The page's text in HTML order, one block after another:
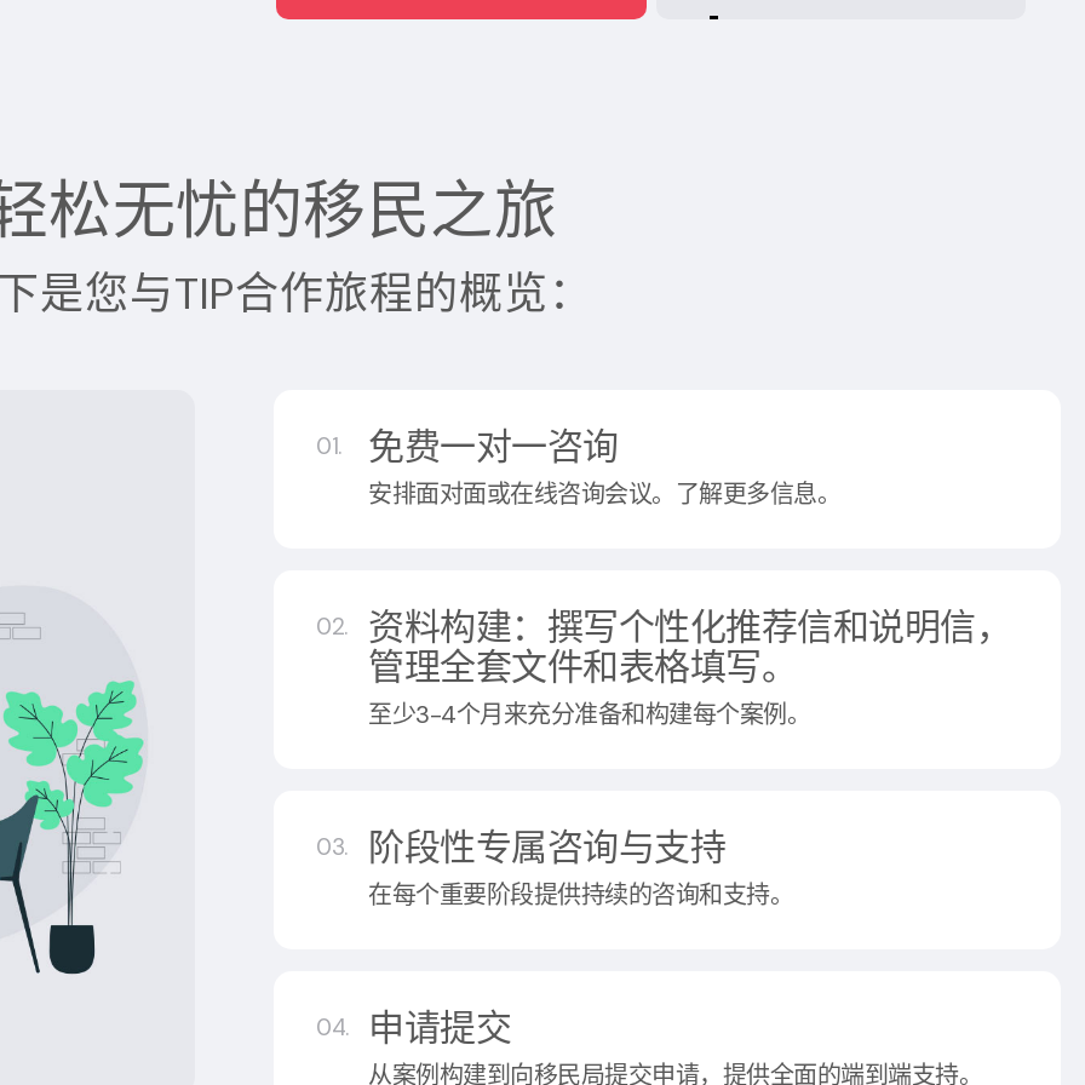
+
松无忧的移民之旅
是您与TIP合作旅程的概览：
01. 免费一对一咨询
安排面对面或在线咨询会议。了解更多信息。
02.
资料构建：撰写个性化推荐信和说明信，
管理全套文件和表格填写。
至少3-4个月来充分准备和构建每个案例。
03. 阶段性专属咨询与支持
在每个重要阶段提供持续的咨询和支持。
04. 申请提交
从案例构建到向移民局提交申请，提供全面的端到端支持。